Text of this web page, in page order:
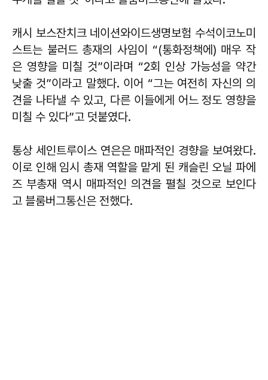
캐시 보스잔치크 네이션와이드생명보험 수석이코노미
스트는 불러드 총재의 사임이 “(통화정책에) 매우 작
은 영향을 미칠 것”이라며 “2회 인상 가능성을 약간
낮출 것”이라고 말했다. 이어 “그는 여전히 자신의 의
견을 나타낼 수 있고, 다른 이들에게 어느 정도 영향을
미칠 수 있다”고 덧붙였다.
통상 세인트루이스 연은은 매파적인 경향을 보여왔다.
이로 인해 임시 총재 역할을 맡게 된 캐슬린 오닐 파에
즈 부총재 역시 매파적인 의견을 펼칠 것으로 보인다
고 블룸버그통신은 전했다.